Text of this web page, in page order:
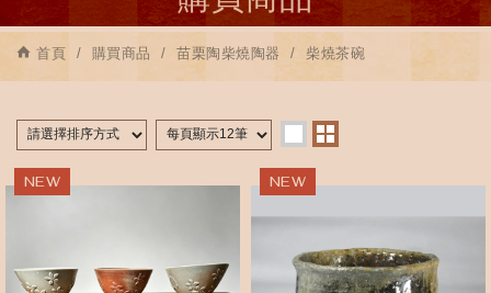
首頁 購買商品 苗栗陶柴燒陶器 柴燒茶碗